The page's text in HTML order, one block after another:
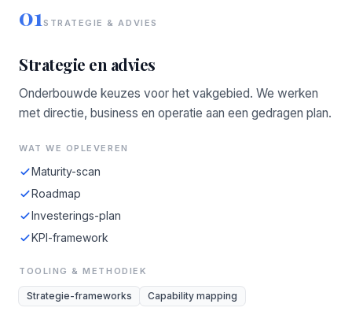
01STRATEGIE & ADVIES
Strategie en advies
Onderbouwde keuzes voor het vakgebied. We werken
met directie, business en operatie aan een gedragen plan.
WAT WE OPLEVEREN
Maturity-scan
Roadmap
Investerings-plan
KPI-framework
TOOLING & METHODIEK
Strategie-frameworks Capability mapping